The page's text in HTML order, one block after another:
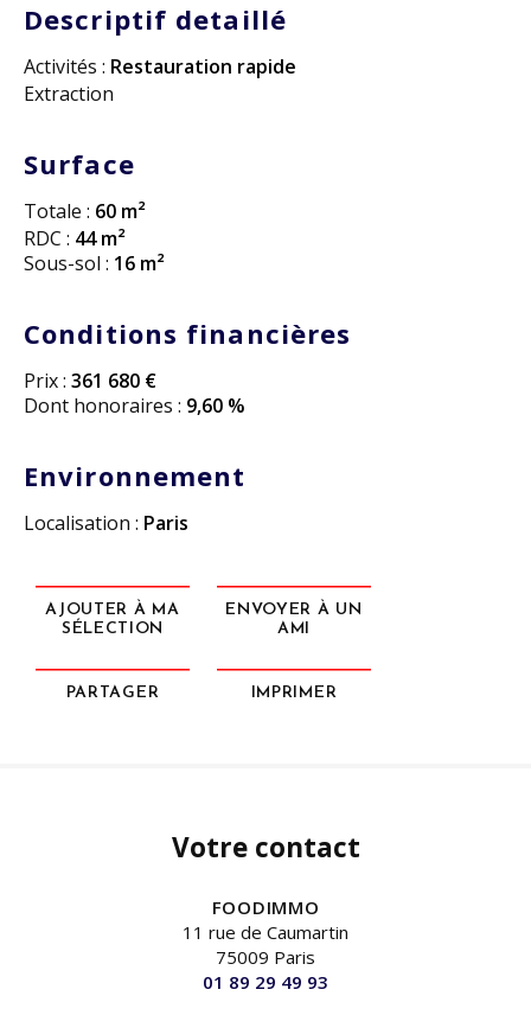
Descriptif detaillé
Activités : Restauration rapide
Extraction
Surface
Totale : 60 m²
RDC : 44 m²
Sous-sol : 16 m²
Conditions financières
Prix : 361 680 €
Dont honoraires : 9,60 %
Environnement
Localisation : Paris
AJOUTER À MA
SÉLECTION
ENVOYER À UN
AMI
PARTAGER IMPRIMER
Votre contact
FOODIMMO
11 rue de Caumartin
75009 Paris
01 89 29 49 93